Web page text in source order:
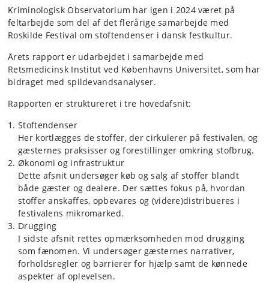
Kriminologisk Observatorium har igen i 2024 været på
feltarbejde som del af det flerårige samarbejde med
Roskilde Festival om stoftendenser i dansk festkultur.
Årets rapport er udarbejdet i samarbejde med
Retsmedicinsk Institut ved Københavns Universitet, som har
bidraget med spildevandsanalyser.
Rapporten er struktureret i tre hovedafsnit:
Stoftendenser
Her kortlægges de stoffer, der cirkulerer på festivalen, og
gæsternes praksisser og forestillinger omkring stofbrug.
Økonomi og infrastruktur
Dette afsnit undersøger køb og salg af stoffer blandt
både gæster og dealere. Der sættes fokus på, hvordan
stoffer anskaffes, opbevares og (videre)distribueres i
festivalens mikromarked.
Drugging
I sidste afsnit rettes opmærksomheden mod drugging
som fænomen. Vi undersøger gæsternes narrativer,
forholdsregler og barrierer for hjælp samt de kønnede
aspekter af oplevelsen.